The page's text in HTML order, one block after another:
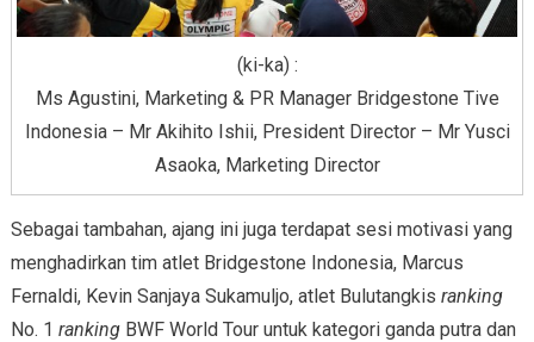
(ki-ka) :
Ms Agustini, Marketing & PR Manager Bridgestone Tive
Indonesia – Mr Akihito Ishii, President Director – Mr Yusci
Asaoka, Marketing Director
Sebagai tambahan, ajang ini juga terdapat sesi motivasi yang
menghadirkan tim atlet Bridgestone Indonesia, Marcus
Fernaldi, Kevin Sanjaya Sukamuljo, atlet Bulutangkis ranking
No. 1 rankingBWF World Tour untuk kategori ganda putra dan